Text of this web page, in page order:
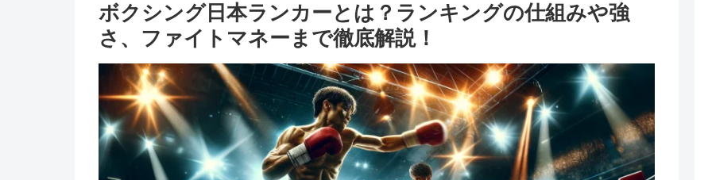
ボクシング日本ランカーとは？ランキングの仕組みや強
さ、ファイトマネーまで徹底解説！